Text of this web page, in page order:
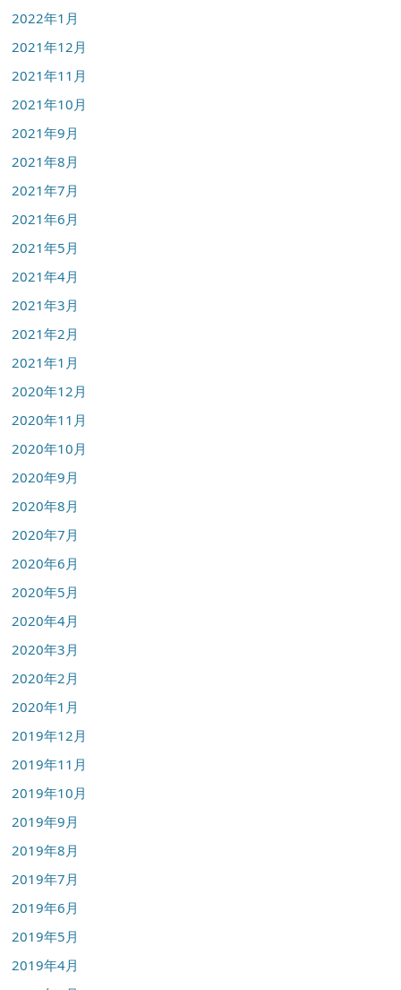
2022年1月
2021年12月
2021年11月
2021年10月
2021年9月
2021年8月
2021年7月
2021年6月
2021年5月
2021年4月
2021年3月
2021年2月
2021年1月
2020年12月
2020年11月
2020年10月
2020年9月
2020年8月
2020年7月
2020年6月
2020年5月
2020年4月
2020年3月
2020年2月
2020年1月
2019年12月
2019年11月
2019年10月
2019年9月
2019年8月
2019年7月
2019年6月
2019年5月
2019年4月